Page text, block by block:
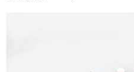
世界の帆船 (Famous Tall